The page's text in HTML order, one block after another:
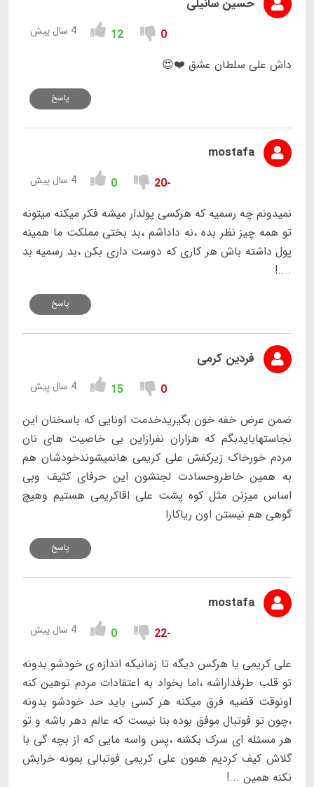
0
12 4 سال پیش
داش علی سلطان عشق ❤️😍
پاسخ
mostafa
-20
0 4 سال پیش
نمیدونم چه رسمیه که هرکسی پولدار میشه فکر میکنه میتونه
تو همه چیز نظر بده ،نه داداشم ،بد بختی مملکت ما همینه
پول داشته باش هر کاری که دوست داری بکن ،بد رسمیه بد
....!
پاسخ
فردین کرمی
0
15 4 سال پیش
ضمن عرض خفه خون بگیریدخدمت اونایی که باسخنان این
نجاستهابایدبگم که هزاران نفرازاین بی خاصیت های نان
مردم خورخاک زیرکفش علی کریمی هانمیشوندخودشان هم
به همین خاطروحسادت لجنشون این حرفای کثیف وبی
اساس میزنن مثل کوه پشت علی اقاکریمی هستیم وهیچ
گوهی هم نیستن اون ریاکارا
پاسخ
mostafa
-22
0 4 سال پیش
علی کریمی یا هرکس دیگه تا زمانیکه اندازه ی خودشو بدونه
تو قلب طرفداراشه ،اما بخواد به اعتقادات مردم توهین کنه
اونوقت قضیه فرق میکنه هر کسی باید حد خودشو بدونه
،چون تو فوتبال موفق بوده بنا نیست که عالم دهر باشه و تو
هر مسئله ای سرک بکشه ،پس واسه مایی که از بچه گی با
گلاش کیف کردیم همون علی کریمی فوتبالی بمونه خرابش
نکنه همین ...!